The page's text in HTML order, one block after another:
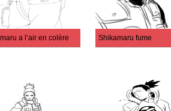
a l’air en colère Shikamaru fume